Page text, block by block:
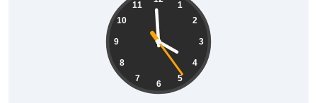
1
2
3
4
5
6
7
8
9
10
11